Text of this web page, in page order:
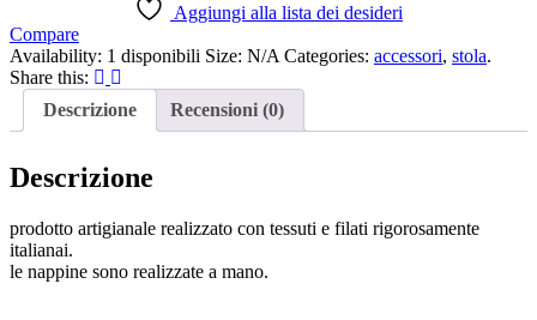
Aggiungi alla lista dei desideri
Compare
Availability: 1 disponibili Size: N/A Categories: accessori, stola.
Share this:
Descrizione
Recensioni (0)
Descrizione
prodotto artigianale realizzato con tessuti e filati rigorosamente
italianai.
le nappine sono realizzate a mano.